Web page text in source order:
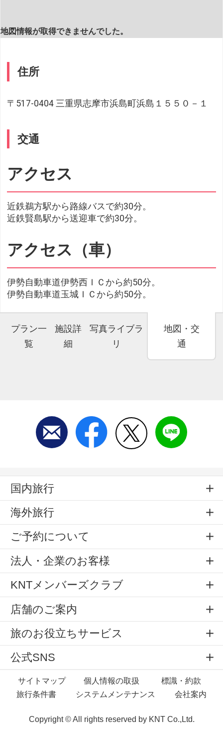
地図情報が取得できませんでした。
住所
〒517-0404 三重県志摩市浜島町浜島１５５０－１
交通
アクセス
近鉄鵜方駅から路線バスで約30分。
近鉄賢島駅から送迎車で約30分。
アクセス（車）
伊勢自動車道伊勢西ＩＣから約50分。
伊勢自動車道玉城ＩＣから約50分。
プラン一
覧
施設詳
細
写真ライブラ
リ
地図・交
通
国内旅行
海外旅行
ご予約について
法人・企業のお客様
KNTメンバーズクラブ
店舗のご案内
旅のお役立ちサービス
公式SNS
サイトマップ 個人情報の取扱
標識・約款
旅行条件書
システムメンテナンス 会社案内
Copyright © All rights reserved by KNT Co.,Ltd.